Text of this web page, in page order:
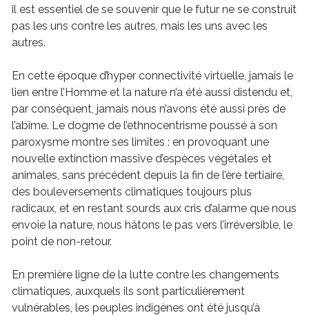
il est essentiel de se souvenir que le futur ne se construit
pas les uns contre les autres, mais les uns avec les
autres.
En cette époque d’hyper connectivité virtuelle, jamais le
lien entre l’Homme et la nature n’a été aussi distendu et,
par conséquent, jamais nous n’avons été aussi près de
l’abîme. Le dogme de l’ethnocentrisme poussé à son
paroxysme montre ses limites : en provoquant une
nouvelle extinction massive d’espèces végétales et
animales, sans précédent depuis la fin de l’ère tertiaire,
des bouleversements climatiques toujours plus
radicaux, et en restant sourds aux cris d’alarme que nous
envoie la nature, nous hâtons le pas vers l’irréversible, le
point de non-retour.
En première ligne de la lutte contre les changements
climatiques, auxquels ils sont particulièrement
vulnérables, les peuples indigènes ont été jusqu’à